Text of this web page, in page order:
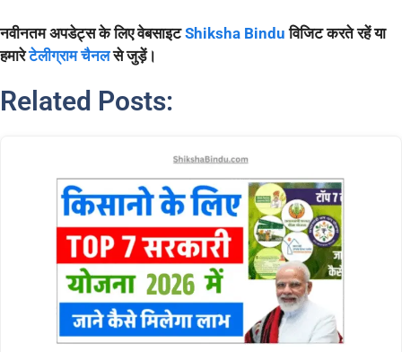
नवीनतम अपडेट्स के लिए वेबसाइटShiksha Bindu विजिट करते रहें या
हमारेटेलीग्राम चैनल से जुड़ें।
Related Posts: